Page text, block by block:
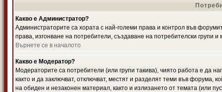
Какво е Администратор?
Администраторите са хората с най-големи права и контрол във
права, изгонване на потребители, създаване на потребителски групи
Върнете се в началото
Какво е Модератор?
Модераторите са потребители (или групи такива), чиято работа е да
както и да заключват, отключват, местят и разделят теми във форума,
на обиден и незаконен материал, както и излизането от темата (или